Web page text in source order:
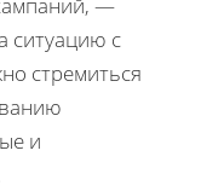
ситуацию с
стремиться
и